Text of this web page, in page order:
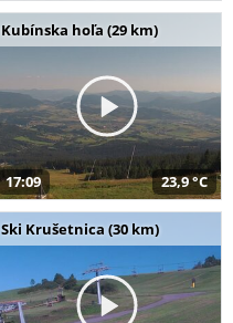
Kubínska hoľa (29 km)
17:09 23,9 °C
Ski Krušetnica (30 km)